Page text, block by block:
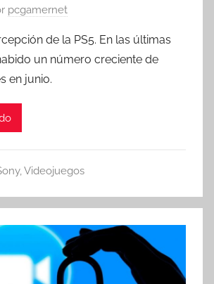
pcgamernet
de la PS5. En las últimas
un número creciente de
en junio.
,Videojuegos